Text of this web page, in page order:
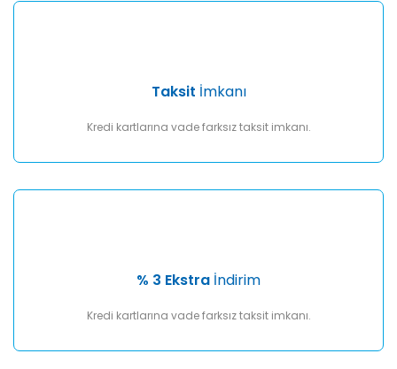
Taksit İmkanı
Kredi kartlarına vade farksız taksit imkanı.
% 3 Ekstra İndirim
Kredi kartlarına vade farksız taksit imkanı.